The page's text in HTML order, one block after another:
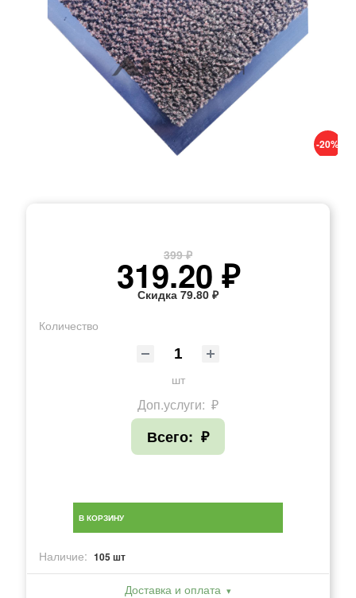
-20%
399 ₽
319.20 ₽
Скидка 79.80 ₽
Количество
шт
Доп.услуги: ₽
Всего: ₽
В КОРЗИНУ
Наличие: 105 шт
Доставка и оплата